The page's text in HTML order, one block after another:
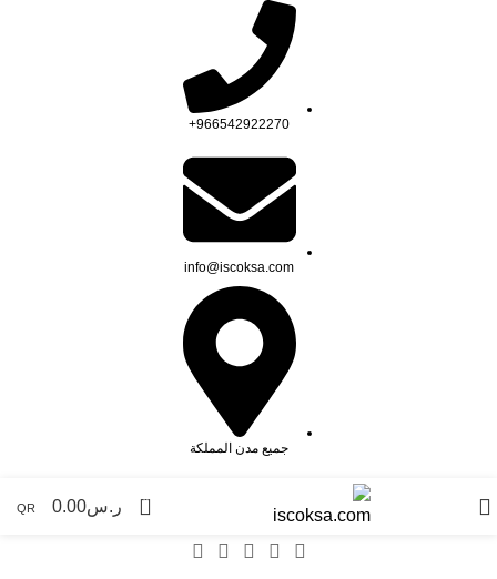
966542922270+
info@iscoksa.com
جميع مدن المملكة
0 ر.س0.00
QR
لتصبح من الشركات الرائدة في هذا المجال, حيث نقدم أفضل الحلول